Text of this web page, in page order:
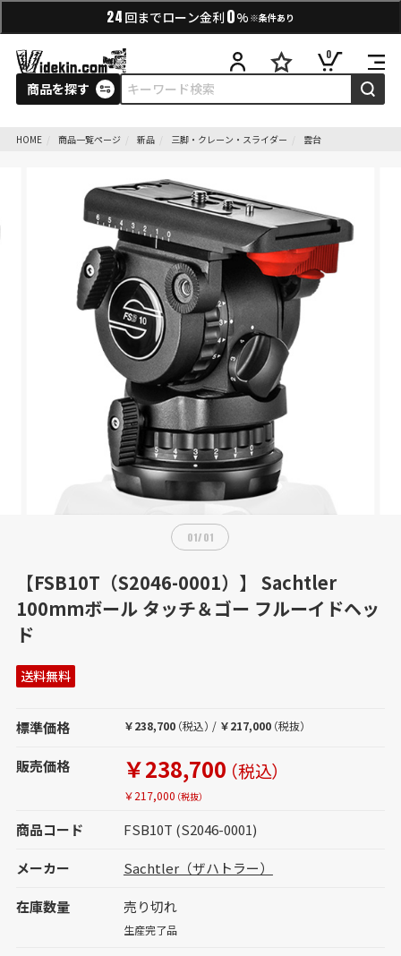
24 回までローン金利 0% ※条件あり
商品を探す
0
HOME 商品一覧ページ 新品 三脚・クレーン・スライダー 雲台
01/01
【FSB10T（S2046-0001）】 Sachtler
100mmボール タッチ＆ゴー フルーイドヘッ
ド
送料無料
標準価格 ￥238,700 （税込） / ￥217,000 （税抜）
販売価格 ￥238,700 （税込）
￥217,000 （税抜）
商品コード FSB10T (S2046-0001)
メーカー Sachtler（ザハトラー）
在庫数量 売り切れ
生産完了品